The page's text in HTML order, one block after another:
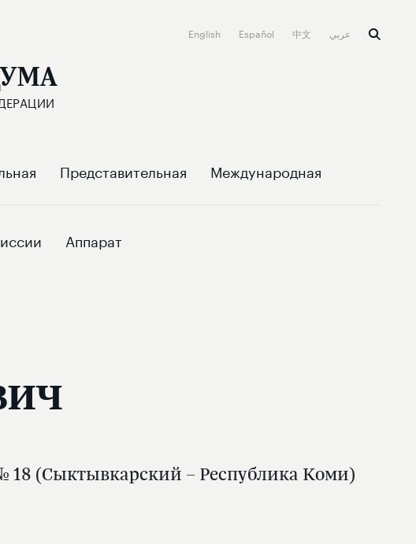
English Español 中文
Представительная Международная
Аппарат
18 (Сыктывкарский – Республика Коми)